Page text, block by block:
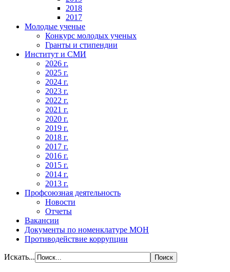
2018
2017
Молодые ученые
Конкурс молодых ученых
Гранты и стипендии
Институт и СМИ
2026 г.
2025 г.
2024 г.
2023 г.
2022 г.
2021 г.
2020 г.
2019 г.
2018 г.
2017 г.
2016 г.
2015 г.
2014 г.
2013 г.
Профсоюзная деятельность
Новости
Отчеты
Вакансии
Документы по номенклатуре МОН
Противодействие коррупции
Искать...